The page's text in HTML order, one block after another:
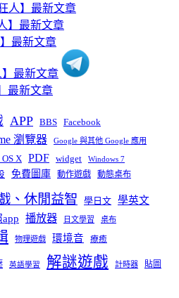
APP BBS Facebook
瀏覽器 Google 與其他 Google 應用
X PDF widget Windows 7
免費圖庫 動作遊戲 動態桌布
、休閒益智 學日文 學英文
播放器 日文學習 桌布
物理遊戲 環境音 療癒
英語學習 解謎遊戲 計時器
貼圖